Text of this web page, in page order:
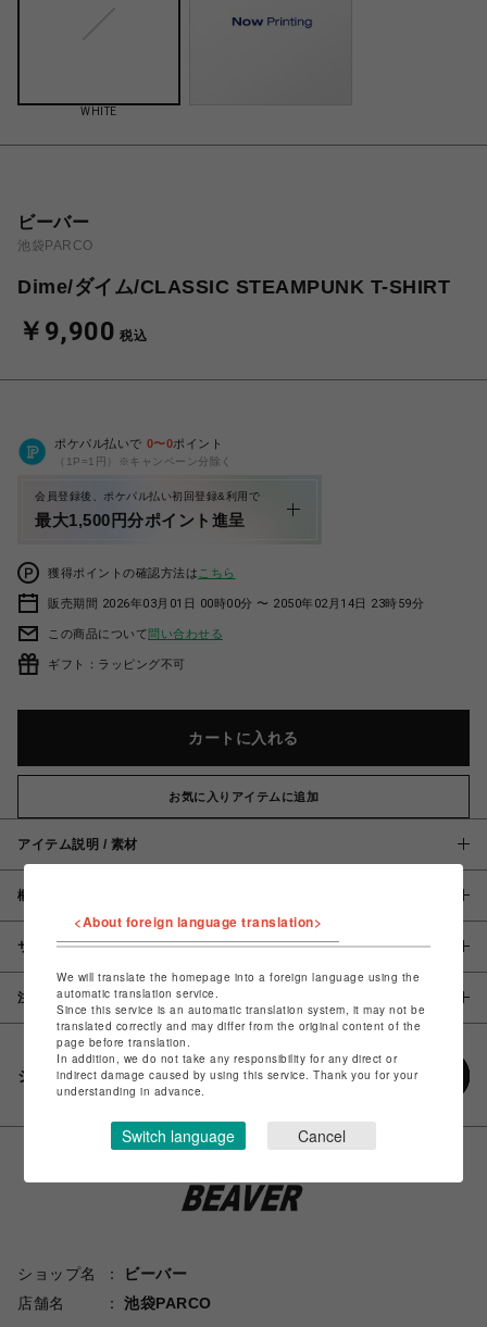
WHITE
ビーバー
池袋PARCO
Dime/ダイム/CLASSIC STEAMPUNK T-SHIRT
￥9,900 税込
ポケパル払いで 0〜0ポイント
（1P=1円）※キャンペーン分除く
会員登録後、ポケパル払い初回登録&利用で
最大1,500円分ポイント進呈
獲得ポイントの確認方法は こちら
販売期間 2026年03月01日 00時00分 〜 2050年02月14日 23時59分
この商品について問い合わせる
ギフト：ラッピング不可
カートに入れる
お気に入りアイテムに追加
アイテム説明 / 素材
概要
サイズ
注意事項
シェアする
ショップ名
ビーバー
店舗名
池袋PARCO
<About foreign language translation>
We will translate the homepage into a foreign language using the
automatic translation service.
Since this service is an automatic translation system, it may not be
translated correctly and may differ from the original content of the
page before translation.
In addition, we do not take any responsibility for any direct or
indirect damage caused by using this service. Thank you for your
understanding in advance.
Switch language Cancel